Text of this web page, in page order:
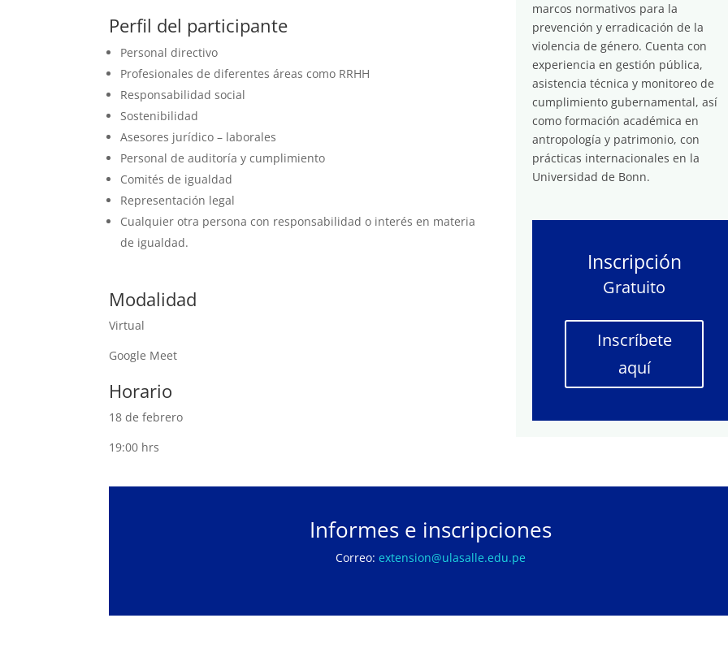
Perfil del participante
Personal directivo
Profesionales de diferentes áreas como RRHH
Responsabilidad social
Sostenibilidad
Asesores jurídico – laborales
Personal de auditoría y cumplimiento
Comités de igualdad
Representación legal
Cualquier otra persona con responsabilidad o interés en materia
de igualdad.
Modalidad
Virtual
Google Meet
Horario
18 de febrero
19:00 hrs
marcos normativos para la
prevención y erradicación de la
violencia de género. Cuenta con
experiencia en gestión pública,
asistencia técnica y monitoreo de
cumplimiento gubernamental, así
como formación académica en
antropología y patrimonio, con
prácticas internacionales en la
Universidad de Bonn.
Inscripción
Gratuito
Inscríbete
aquí
Informes e inscripciones
Correo:extension@ulasalle.edu.pe